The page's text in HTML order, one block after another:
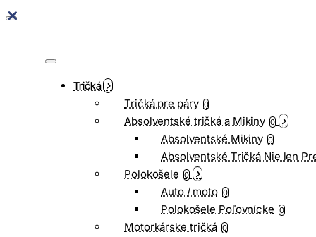
Tričká
Tričká pre páry 0
Absolventské tričká a Mikiny 0
Absolventské Mikiny 0
Absolventské Tričká Nie len
Polokošele 0
Auto / moto 0
Polokošele Poľovnícke 0
Motorkárske tričká 0